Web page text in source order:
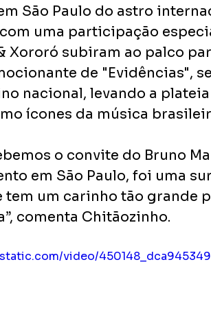
São Paulo do astro
uma participação
Xororó subiram ao palco
de "Evidências",
nacional, levando a
ícones da música
o convite do Bruno
em São Paulo, foi uma
tem um carinho tão grande
comenta Chitãozinho.
video/